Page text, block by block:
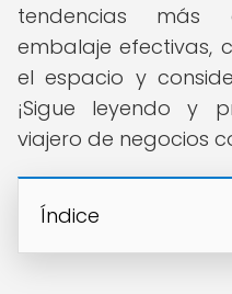
tendencias más
embalaje efectivas,
el espacio y
¡Sigue leyendo y
viajero de negocios
Índice